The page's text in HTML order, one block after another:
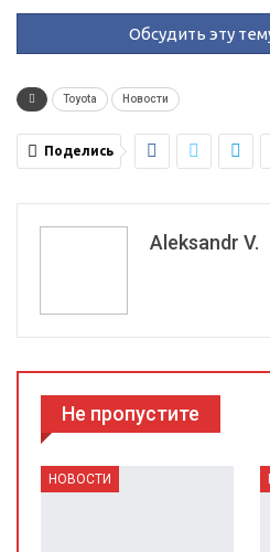
Обсудить эту
Toyota Новости
Поделись
Aleksandr V.
Не пропустите
НОВОСТИ